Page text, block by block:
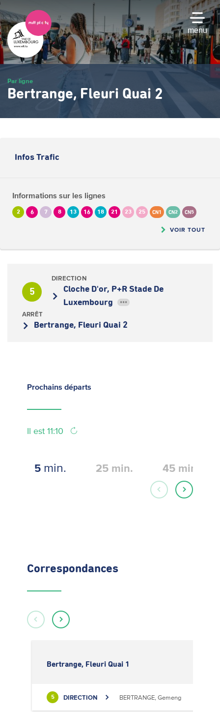
Passer
au
contenu
principal
menu
Par ligne
Bertrange, Fleuri Quai 2
Infos Trafic
Informations sur les lignes
2 6 7 8 13 16 18 21 23 25 CN1 CN2 CN5
VOIR TOUT
5
DIRECTION
Cloche D'or, P+R Stade De
Luxembourg
•••
ARRÊT
Bertrange, Fleuri Quai 2
Prochains départs
Il est 11:10
5 min. 25 min. 45 min.
Correspondances
Bertrange, Fleuri Quai 1
5 DIRECTION BERTRANGE, Gemeng